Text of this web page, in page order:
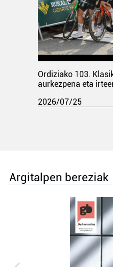
Ordiziako 103.
aurkezpena eta
2026/07/25
Argitalpen bereziak